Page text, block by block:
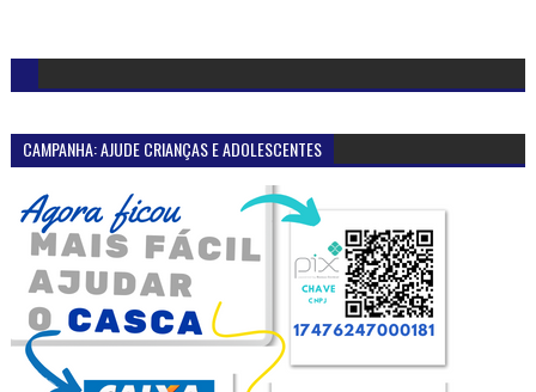
CAMPANHA: AJUDE CRIANÇAS E ADOLESCENTES